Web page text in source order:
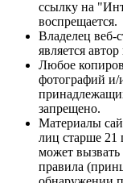
ссылку на
воспрещается.
Владелец веб-
является
Любое
фотографий и/
запрещено.
Материалы
лиц старше 21
может
правила